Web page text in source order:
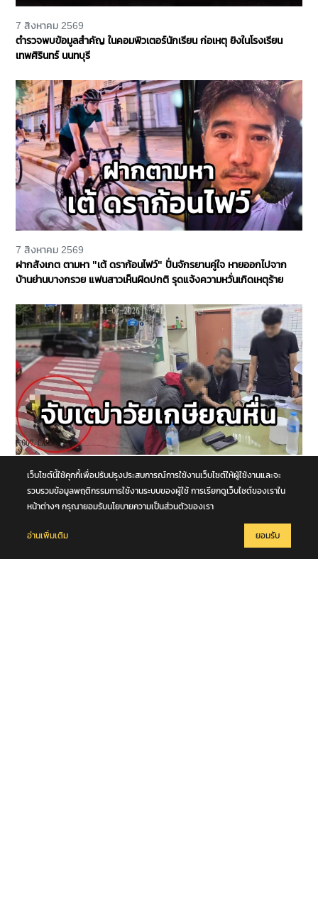
7 สิงหาคม 2569
ตำรวจพบข้อมูลสำคัญ ในคอมพิวเตอร์นักเรียน ก่อเหตุ ยิงในโรงเรียน
เทพศิรินทร์ นนทบุรี
7 สิงหาคม 2569
ฝากสังเกต ตามหา "เต้ ดราก้อนไฟว์" ปั่นจักรยานคู่ใจ หายออกไปจาก
บ้านย่านบางกรวย แฟนสาวเห็นผิดปกติ รุดแจ้งความหวั่นเกิดเหตุร้าย
7 สิงหาคม 2569
รวบเฒ่าวัยเกษียณหื่น ลวงเยาวชนหญิง (เด็กพิเศษ) ซ้อนท้ายรถ อ้างจะ
สอนวิชานวด ก่อนเลี้ยวเข้าโรงแรมกระทำชำเรา กลางกรุง
เว็บไซต์นี้ใช้คุกกี้เพื่อปรับปรุงประสบการณ์การใช้งานเว็บไซต์ให้ผู้ใช้งานและจะ
รวบรวมข้อมูลพฤติกรรมการใช้งานระบบของผู้ใช้ การเรียกดูเว็บไซต์ของเราใน
หน้าต่างๆ กรุณายอมรับนโยบายความเป็นส่วนตัวของเรา
อ่านเพิ่มเติม ยอมรับ